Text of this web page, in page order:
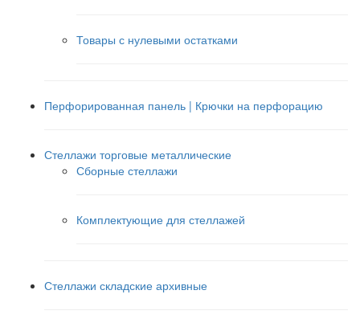
Товары с нулевыми остатками
Перфорированная панель | Крючки на перфорацию
Стеллажи торговые металлические
Сборные стеллажи
Комплектующие для стеллажей
Стеллажи складские архивные